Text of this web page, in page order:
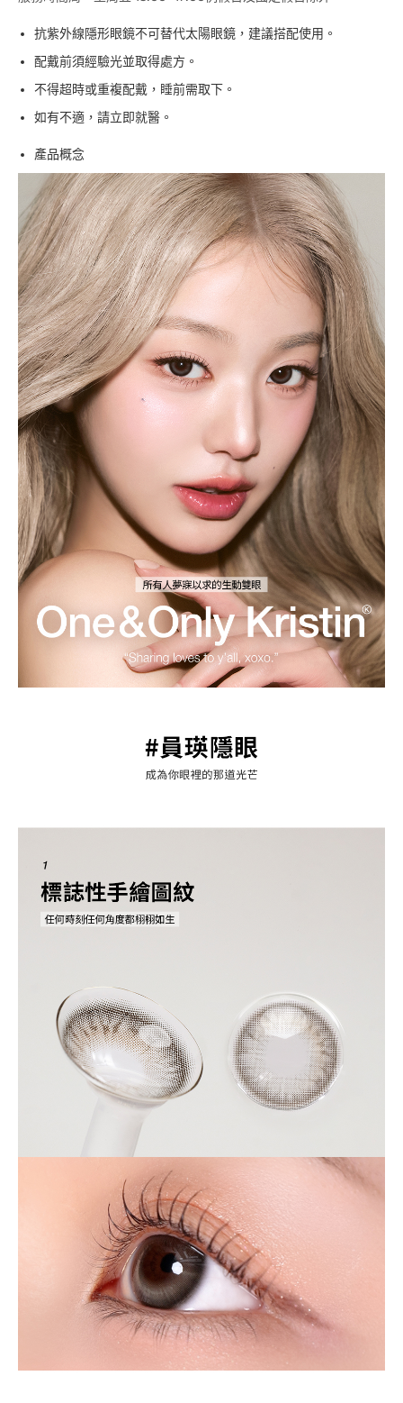
抗紫外線隱形眼鏡不可替代太陽眼鏡，建議搭配使用。
配戴前須經驗光並取得處方。
不得超時或重複配戴，睡前需取下。
如有不適，請立即就醫。
產品概念